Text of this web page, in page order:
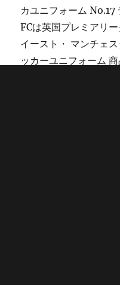
カユニフォーム No.17
FCは英国プレミアリ
イースト・ マンチェ
ッカーユニフォーム